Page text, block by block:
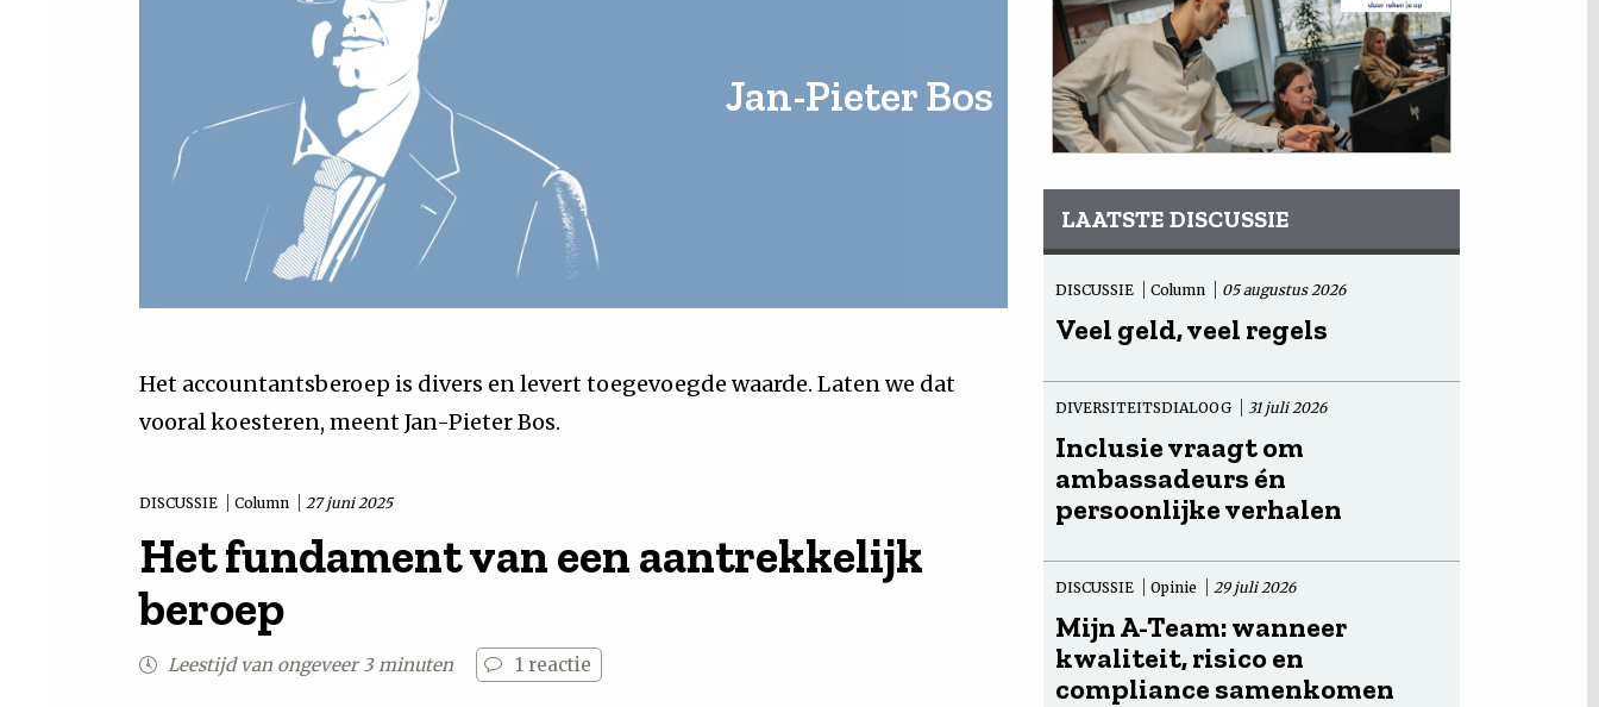
Jan-Pieter Bos
Het accountantsberoep is divers en levert toegevoegde waarde. Laten we dat
vooral koesteren, meent Jan-Pieter Bos.
DISCUSSIE Column 27 juni 2025
Het fundament van een aantrekkelijk
beroep
Leestijd van ongeveer 3 minuten 1 reactie
LAATSTE DISCUSSIE
DISCUSSIE Column 05 augustus 2026
Veel geld, veel regels
DIVERSITEITSDIALOOG 31 juli 2026
Inclusie vraagt om
ambassadeurs én
persoonlijke verhalen
DISCUSSIE Opinie 29 juli 2026
Mijn A-Team: wanneer
kwaliteit, risico en
compliance samenkomen